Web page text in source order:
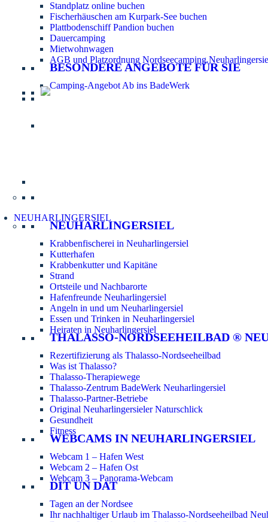
Standplatz online buchen
Fischerhäuschen am Kurpark-See buchen
Plattbodenschiff Pandion buchen
Dauercamping
Mietwohnwagen
AGB und Platzordnung Nordseecamping
BESONDERE ANGEBOTE FÜR SIE
Camping-Angebot Ab ins BadeWerk
NEUHARLINGERSIEL
NEUHARLINGERSIEL
Krabbenfischerei in Neuharlingersiel
Kutterhafen
Krabbenkutter und Kapitäne
Strand
Ortsteile und Nachbarorte
Hafenfreunde Neuharlingersiel
Angeln in und um Neuharlingersiel
Essen und Trinken in Neuharlingersiel
Heiraten in Neuharlingersiel
THALASSO-NORDSEEHEILBAD ®
Rezertifizierung als Thalasso-Nordseeheilbad
Was ist Thalasso?
Thalasso-Therapiewege
Thalasso-Zentrum BadeWerk Neuharlingersiel
Thalasso-Partner-Betriebe
Original Neuharlingersieler Naturschlick
Gesundheit
Fitness
WEBCAMS IN NEUHARLINGERSIEL
Webcam 1 – Hafen West
Webcam 2 – Hafen Ost
Webcam 3 – Panorama-Webcam
DIT UN DAT
Tagen an der Nordsee
Ihr nachhaltiger Urlaub im Thalasso-Nordseeheilbad